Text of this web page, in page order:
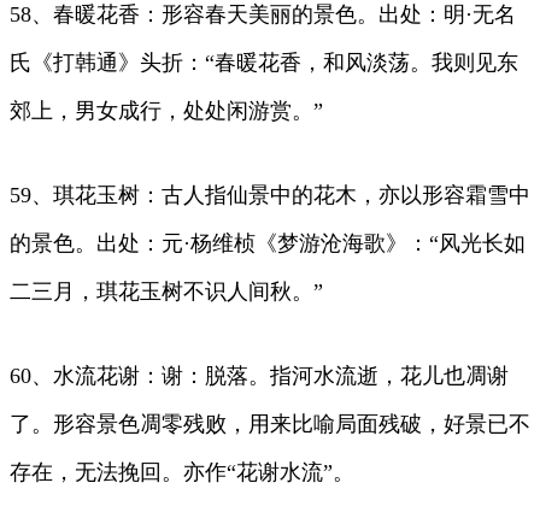
58、春暖花香：形容春天美丽的景色。出处：明·无名
氏《打韩通》头折：“春暖花香，和风淡荡。我则见东
郊上，男女成行，处处闲游赏。”
59、琪花玉树：古人指仙景中的花木，亦以形容霜雪中
的景色。出处：元·杨维桢《梦游沧海歌》：“风光长如
二三月，琪花玉树不识人间秋。”
60、水流花谢：谢：脱落。指河水流逝，花儿也凋谢
了。形容景色凋零残败，用来比喻局面残破，好景已不
存在，无法挽回。亦作“花谢水流”。